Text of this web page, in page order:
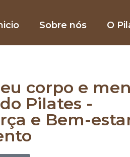
Sobre nós O
Pilates
corpo e
Pilates -
e Bem-